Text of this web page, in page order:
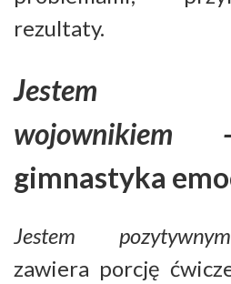
rezultaty.
Jestem
gimnastyka
Jestem
zawiera porcję